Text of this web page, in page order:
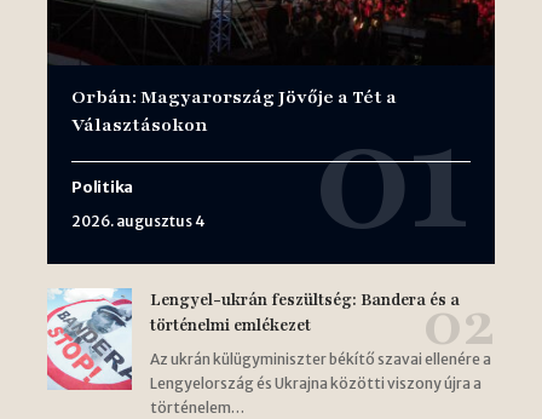
Orbán: Magyarország Jövője a Tét a
Választásokon
Politika
2026. augusztus 4
Lengyel-ukrán feszültség: Bandera és a
történelmi emlékezet
Az ukrán külügyminiszter békítő szavai ellenére a
Lengyelország és Ukrajna közötti viszony újra a
történelem…